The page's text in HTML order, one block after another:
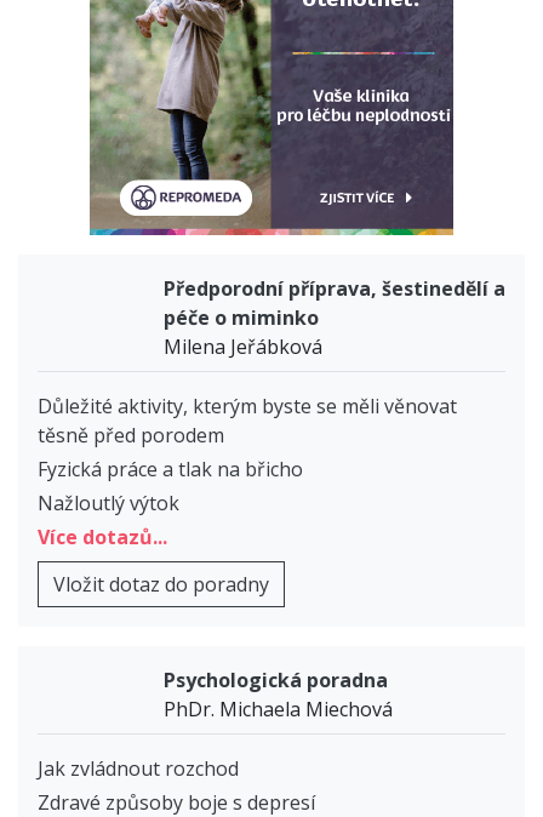
Předporodní příprava, šestinedělí a
péče o miminko
Milena Jeřábková
Důležité aktivity, kterým byste se měli věnovat
těsně před porodem
Fyzická práce a tlak na břicho
Nažloutlý výtok
Více dotazů...
Vložit dotaz do poradny
Psychologická poradna
PhDr. Michaela Miechová
Jak zvládnout rozchod
Zdravé způsoby boje s depresí